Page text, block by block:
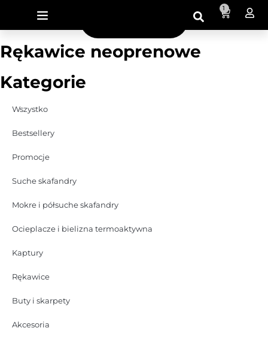
1
Rękawice neoprenowe
Kategorie
Wszystko
Bestsellery
Promocje
Suche skafandry
Mokre i półsuche skafandry
Ocieplacze i bielizna termoaktywna
Kaptury
Rękawice
Buty i skarpety
Akcesoria